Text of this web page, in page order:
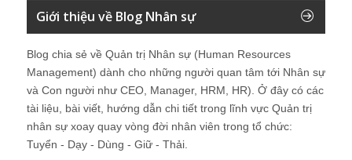
Giới thiệu về Blog Nhân sự
Blog chia sẻ về Quản trị Nhân sự (Human Resources
Management) dành cho những người quan tâm tới Nhân sự
và Con người như CEO, Manager, HRM, HR). Ở đây có các
tài liệu, bài viết, hướng dẫn chi tiết trong lĩnh vực Quản trị
nhân sự xoay quay vòng đời nhân viên trong tổ chức:
Tuyển - Dạy - Dùng - Giữ - Thải.